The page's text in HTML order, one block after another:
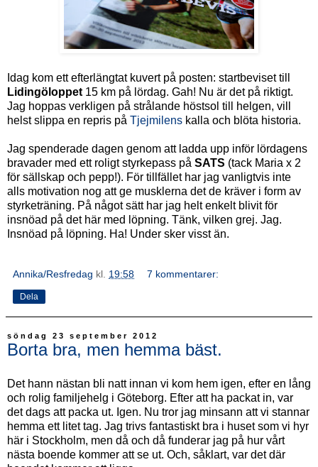
Idag kom ett efterlängtat kuvert på posten: startbeviset till
Lidingöloppet 15 km på lördag. Gah! Nu är det på riktigt.
Jag hoppas verkligen på strålande höstsol till helgen, vill
helst slippa en repris på Tjejmilens kalla och blöta historia.
Jag spenderade dagen genom att ladda upp inför lördagens
bravader med ett roligt styrkepass på SATS (tack Maria x 2
för sällskap och pepp!). För tillfället har jag vanligtvis inte
alls motivation nog att ge musklerna det de kräver i form av
styrketräning. På något sätt har jag helt enkelt blivit för
insnöad på det här med löpning. Tänk, vilken grej. Jag.
Insnöad på löpning. Ha! Under sker visst än.
Annika/Resfredag kl. 19:58 7 kommentarer:
Dela
söndag 23 september 2012
Borta bra, men hemma bäst.
Det hann nästan bli natt innan vi kom hem igen, efter en lång
och rolig familjehelg i Göteborg. Efter att ha packat in, var
det dags att packa ut. Igen. Nu tror jag minsann att vi stannar
hemma ett litet tag. Jag trivs fantastiskt bra i huset som vi hyr
här i Stockholm, men då och då funderar jag på hur vårt
nästa boende kommer att se ut. Och, såklart, var det där